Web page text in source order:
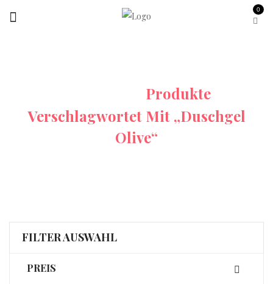
0
Produkte
Verschlagwortet Mit „Duschgel
Olive“
FILTER AUSWAHL
PREIS